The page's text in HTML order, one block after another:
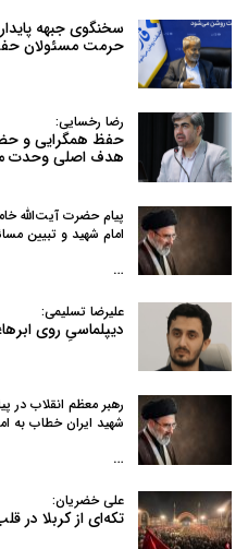
سخنگوی جبهه
حرمت مسئولان
رضا رخسایی:
حفظ همگرایی و
هدف اصلی وحدت
پیام حضرت آیت‌الله
امام شهید و تبیین
…
علیرضا تسلیمی:
دیپلماسیِ روی
رهبر معظم انقلاب در
شهید ایران خطاب به
…
علی خضریان:
تکه‌ای از کربلا در